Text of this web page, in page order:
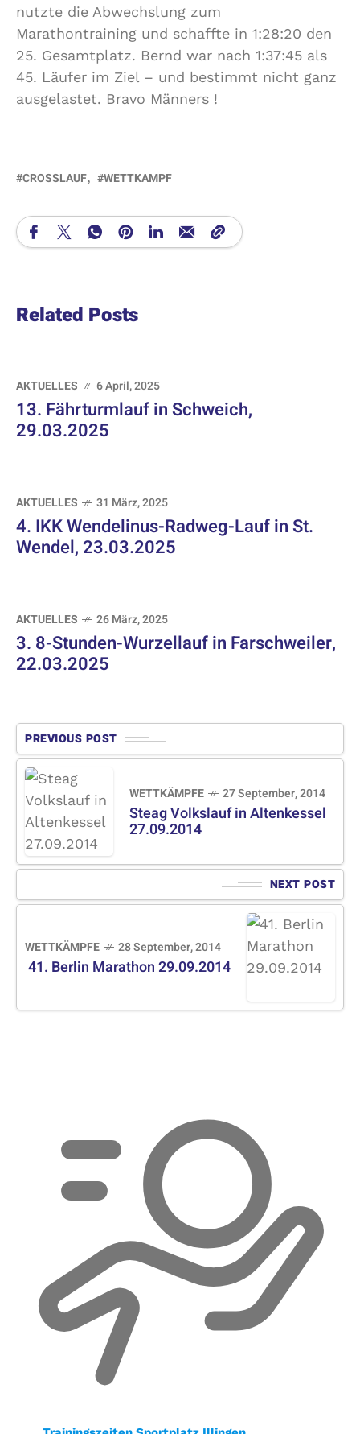
nutzte die Abwechslung zum
Marathontraining und schaffte in 1:28:20 den
25. Gesamtplatz. Bernd war nach 1:37:45 als
45. Läufer im Ziel – und bestimmt nicht ganz
ausgelastet. Bravo Männers !
CROSSLAUF WETTKAMPF
Related Posts
AKTUELLES 6 April, 2025
13. Fährturmlauf in Schweich,
29.03.2025
AKTUELLES 31 März, 2025
4. IKK Wendelinus-Radweg-Lauf in St.
Wendel, 23.03.2025
AKTUELLES 26 März, 2025
3. 8-Stunden-Wurzellauf in Farschweiler,
22.03.2025
PREVIOUS POST
WETTKÄMPFE 27 September, 2014
Steag Volkslauf in Altenkessel
27.09.2014
NEXT POST
WETTKÄMPFE 28 September, 2014
41. Berlin Marathon 29.09.2014